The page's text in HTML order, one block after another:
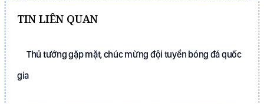
TIN LIÊN QUAN
Thủ tướng gặp mặt, chúc mừng đội tuyển bóng đá quốc
gia